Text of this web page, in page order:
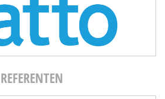
REFERENTEN